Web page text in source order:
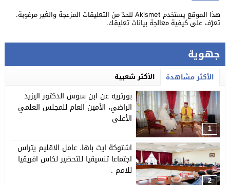
هذا الموقع يستخدم Akismet للحدّ من التعليقات المزعجة والغير مرغوبة.
تعرّف على كيفية معالجة بيانات تعليقك.
جهوية
الأكثر مشاهدة الأكثر شعبية
1
بورتريه عن ابن سوس الدكتور اليزيد
الراضي، الأمين العام للمجلس العلمي
الأعلى
2
اشتوكة ايت باها. عامل الاقليم يتراس
اجتماعا تنسيقيا للتحضير لكاس افريقيا
للامم .